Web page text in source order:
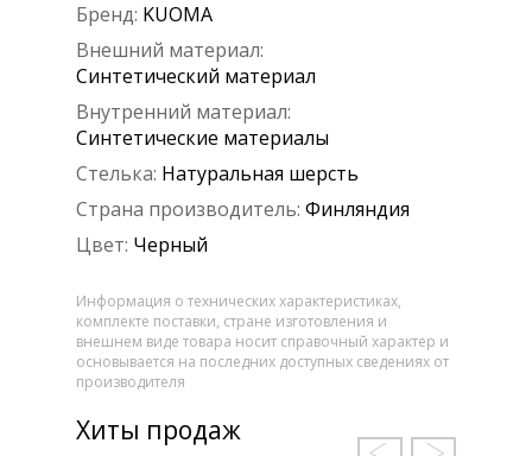
Бренд: KUOMA
Внешний материал:
Синтетический материал
Внутренний материал:
Синтетические материалы
Стелька: Натуральная шерсть
Страна производитель: Финляндия
Цвет: Черный
Информация о технических характеристиках,
комплекте поставки, стране изготовления и
внешнем виде товара носит справочный характер и
основывается на последних доступных сведениях от
производителя
Хиты продаж